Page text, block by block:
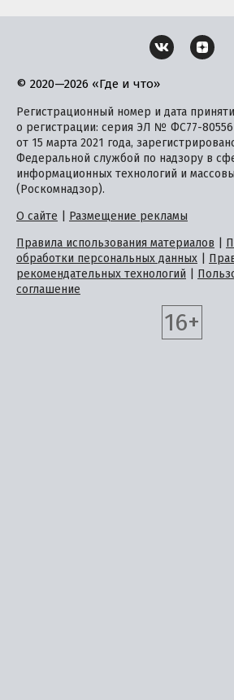
© 2020—2026 «Где и что»
Регистрационный номер и дата
о регистрации: серия ЭЛ № ФС77-80556
от 15 марта 2021 года,
Федеральной службой по надзору в
информационных технологий и
(Роскомнадзор).
О сайте
Размещение рекламы
Правила использования материалов
обработки персональных данных
рекомендательных технологий
соглашение
16+